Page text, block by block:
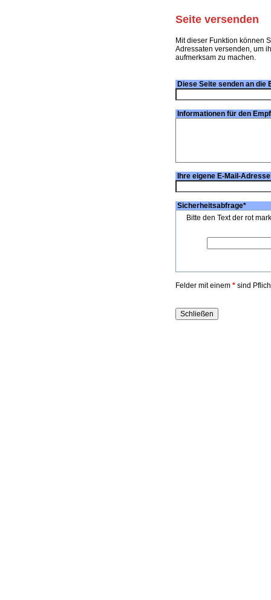
Seite versenden
Mit dieser Funktion können
Adressaten versenden, um
aufmerksam zu machen.
Diese Seite senden an die
Informationen für den
Ihre eigene E-Mail-
Sicherheitsabfrage*
Bitte den Text der rot
Felder mit einem * sind